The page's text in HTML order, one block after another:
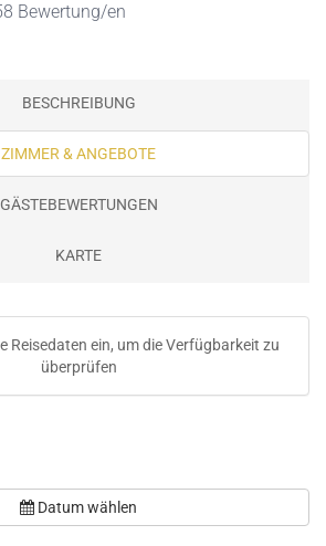
Bewertung/en
BESCHREIBUNG
ZIMMER & ANGEBOTE
GÄSTEBEWERTUNGEN
KARTE
Reisedaten ein, um die Verfügbarkeit zu
überprüfen
Datum wählen